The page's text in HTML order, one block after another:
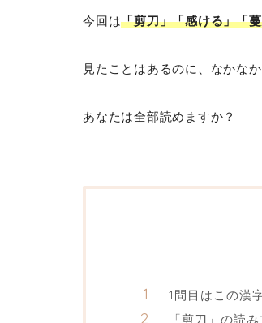
今回は「剪刀」「感ける」「
見たことはあるのに、なかな
あなたは全部読めますか？
1問目はこの漢
「剪刀」の読